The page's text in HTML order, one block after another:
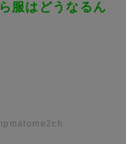
服はどうなるん